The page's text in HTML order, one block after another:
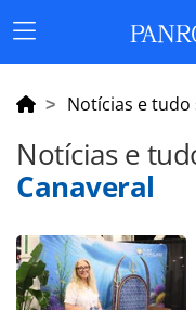
Menu
Principal
Notícias e tudo
Notícias e
Canaveral